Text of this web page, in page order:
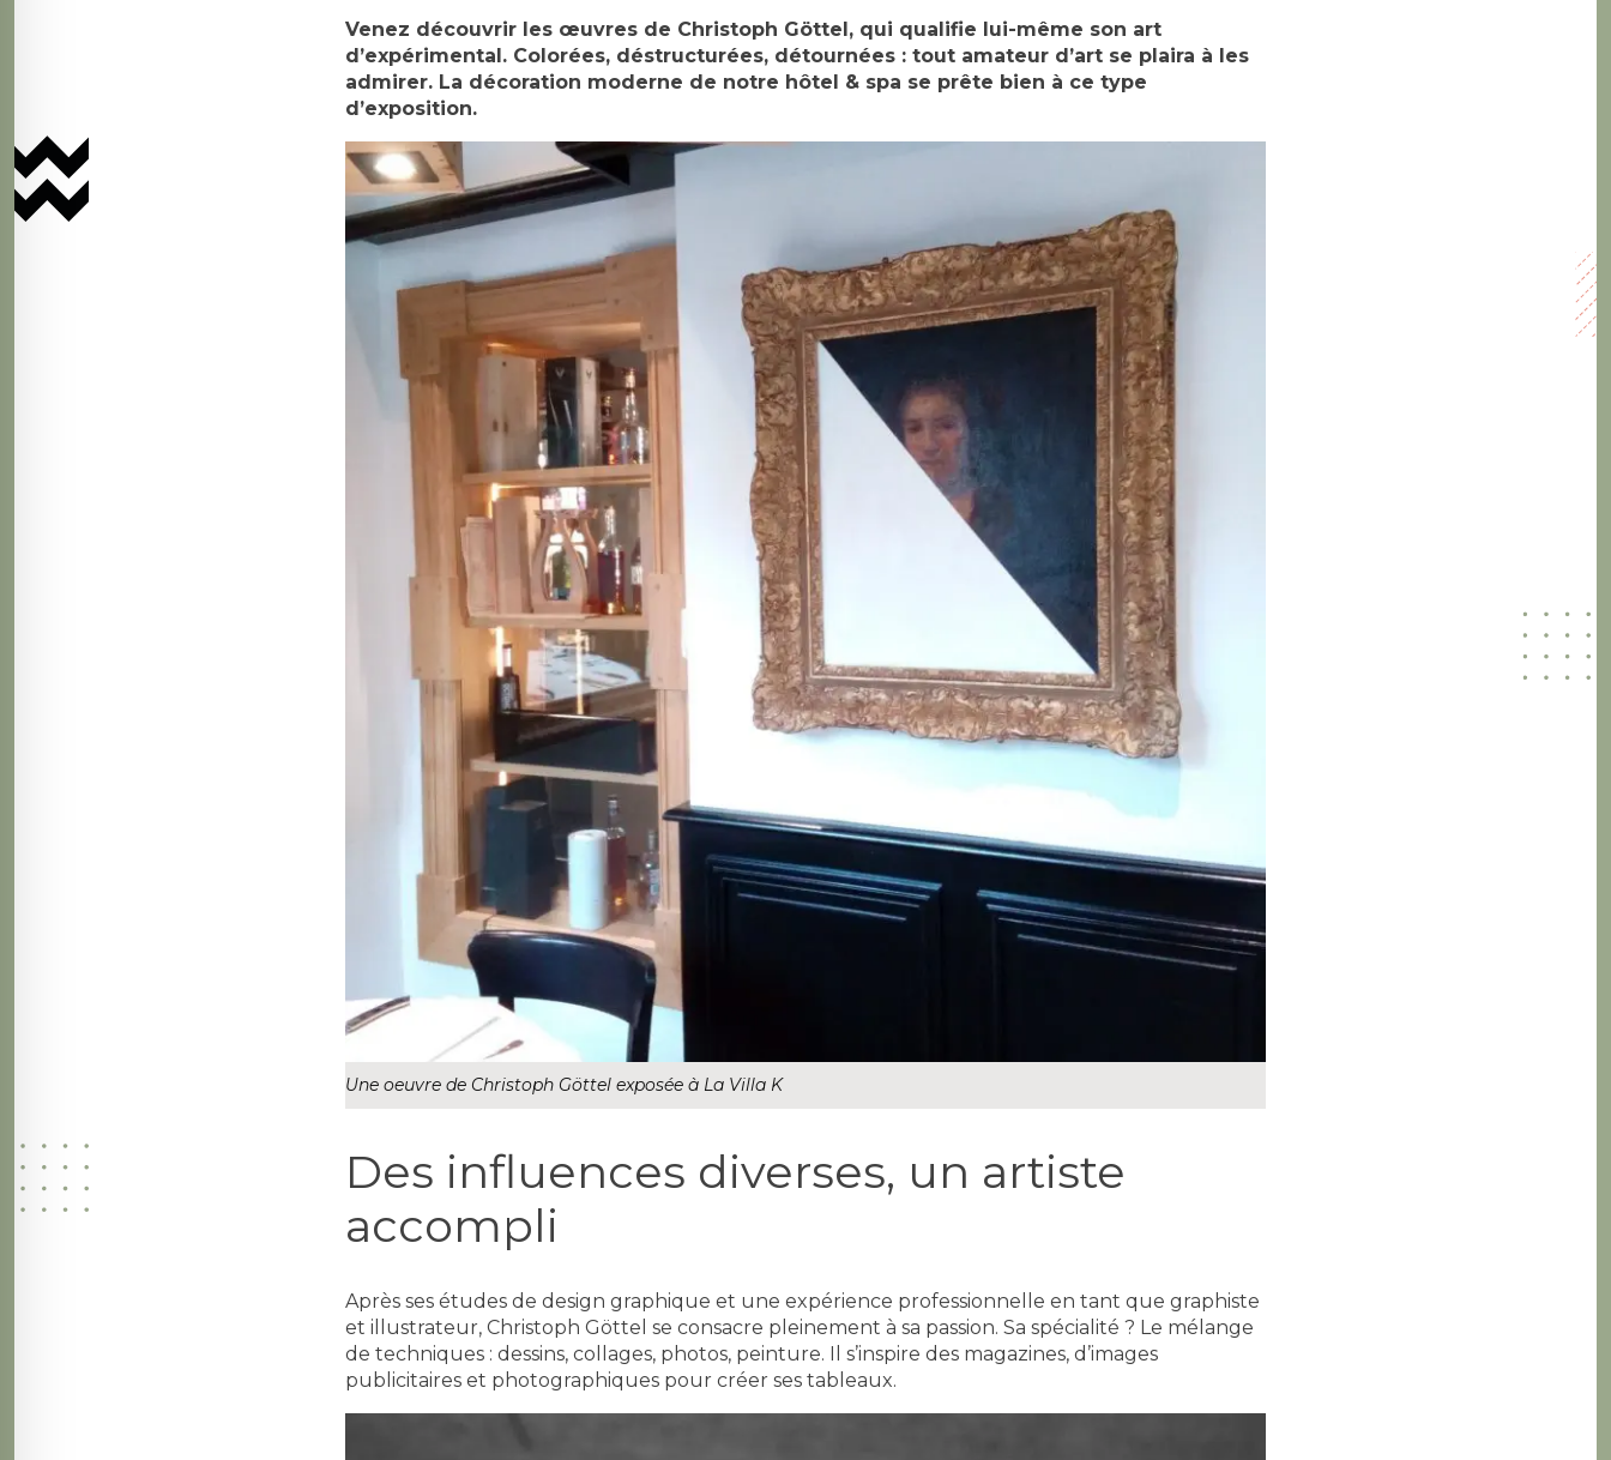
Venez découvrir les œuvres de Christoph Göttel, qui qualifie lui-même son art
d’expérimental. Colorées, déstructurées, détournées : tout amateur d’art se plaira à les
admirer. La décoration moderne de notre hôtel & spa se prête bien à ce type
d’exposition.
Une oeuvre de Christoph Göttel exposée à La Villa K
Des influences diverses, un artiste
accompli
Après ses études de design graphique et une expérience professionnelle en tant que graphiste
et illustrateur, Christoph Göttel se consacre pleinement à sa passion. Sa spécialité ? Le mélange
de techniques : dessins, collages, photos, peinture. Il s’inspire des magazines, d’images
publicitaires et photographiques pour créer ses tableaux.